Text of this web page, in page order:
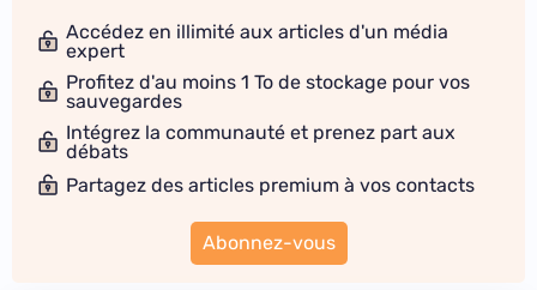
Accédez en illimité aux articles d'un média
expert
Profitez d'au moins 1 To de stockage pour vos
sauvegardes
Intégrez la communauté et prenez part aux
débats
Partagez des articles premium à vos contacts
Abonnez-vous